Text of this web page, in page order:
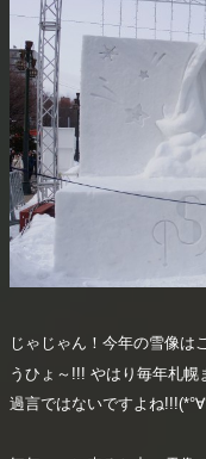
じゃじゃん！今年の雪像は
うひょ～!!! やはり毎年札幌
過言ではないですよね